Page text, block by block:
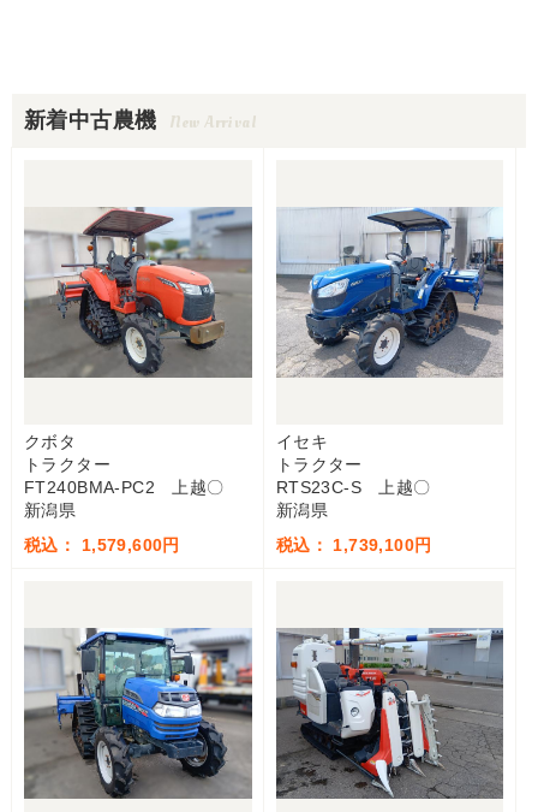
新着中古農機 New Arrival
クボタ
トラクター
FT240BMA-PC2 上越〇
新潟県
税込： 1,579,600円
イセキ
トラクター
RTS23C-S 上越〇
新潟県
税込： 1,739,100円